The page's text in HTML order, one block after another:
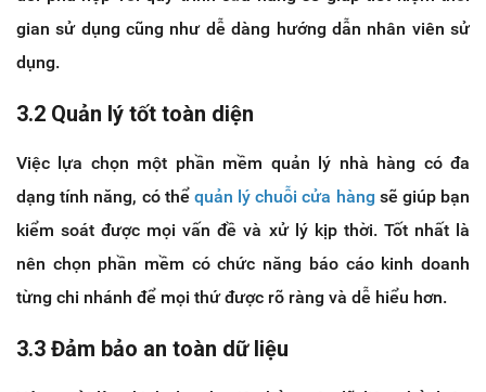
gian sử dụng cũng như dễ dàng hướng dẫn nhân viên sử
dụng.
3.2 Quản lý tốt toàn diện
Việc lựa chọn một phần mềm quản lý nhà hàng có đa
dạng tính năng, có thể quản lý chuỗi cửa hàng sẽ giúp bạn
kiểm soát được mọi vấn đề và xử lý kịp thời. Tốt nhất là
nên chọn phần mềm có chức năng báo cáo kinh doanh
từng chi nhánh để mọi thứ được rõ ràng và dễ hiểu hơn.
3.3 Đảm bảo an toàn dữ liệu